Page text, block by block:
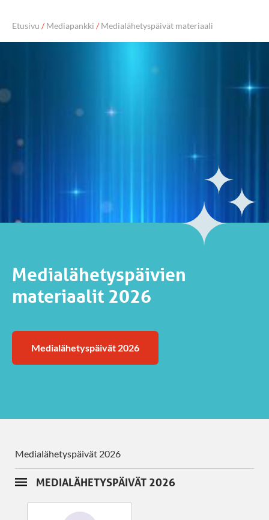
Etusivu /Mediapankki /Medialähetyspäivät materiaali
Medialähetyspäivien
materiaalit 2026
Medialähetyspäivät 2026
Medialähetyspäivät 2026
MEDIALÄHETYSPÄIVÄT 2026